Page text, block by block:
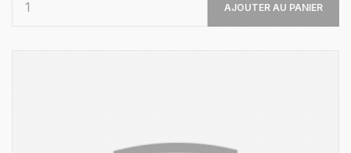
AJOUTER AU PANIER